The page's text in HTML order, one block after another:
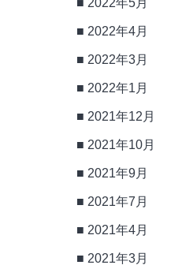
2022年4月
2022年3月
2022年1月
2021年12月
2021年10月
2021年9月
2021年7月
2021年4月
2021年3月